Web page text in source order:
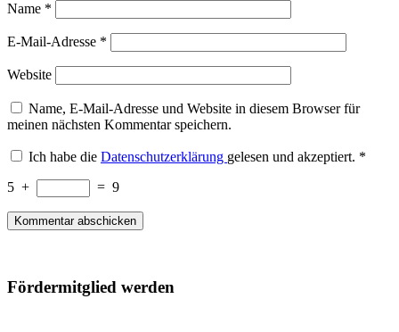
Name *
E-Mail-Adresse *
Website
Name, E-Mail-Adresse und Website in diesem Browser für
meinen nächsten Kommentar speichern.
Ich habe die Datenschutzerklärung gelesen und akzeptiert. *
5 + = 9
Fördermitglied werden